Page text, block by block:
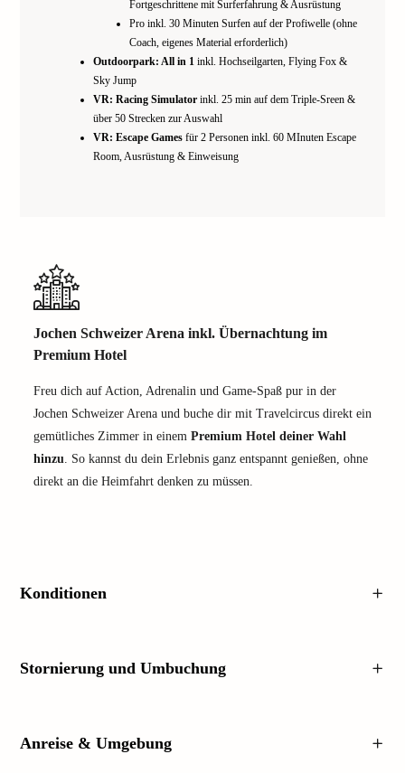
Fortgeschrittene mit Surferfahrung & Ausrüstung
Pro inkl. 30 Minuten Surfen auf der Profiwelle (ohne
Coach, eigenes Material erforderlich)
Outdoorpark: All in 1 inkl. Hochseilgarten, Flying Fox &
Sky Jump
VR: Racing Simulator inkl. 25 min auf dem Triple-Sreen &
über 50 Strecken zur Auswahl
VR: Escape Games für 2 Personen inkl. 60 MInuten Escape
Room, Ausrüstung & Einweisung
Jochen Schweizer Arena inkl. Übernachtung im
Premium Hotel
Freu dich auf Action, Adrenalin und Game-Spaß pur in der
Jochen Schweizer Arena und buche dir mit Travelcircus direkt ein
gemütliches Zimmer in einem Premium Hotel deiner Wahl
hinzu. So kannst du dein Erlebnis ganz entspannt genießen, ohne
direkt an die Heimfahrt denken zu müssen.
Konditionen
Stornierung und Umbuchung
Anreise & Umgebung